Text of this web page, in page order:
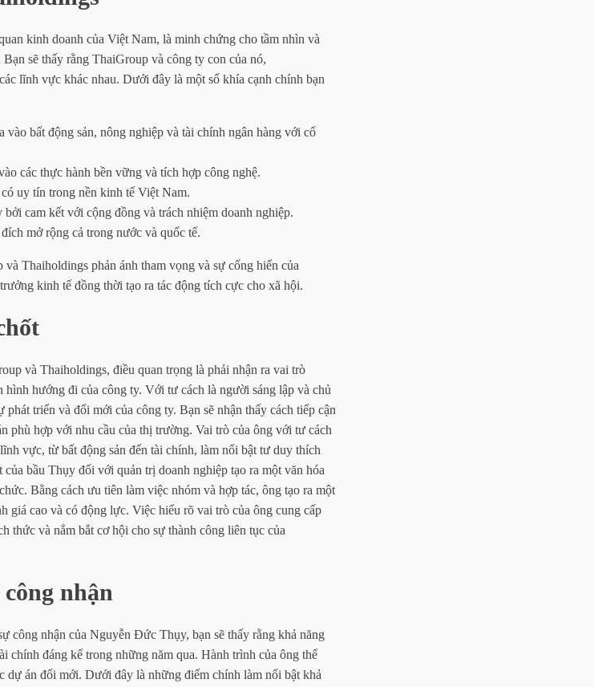
kinh doanh của Việt Nam, là minh chứng cho tầm nhìn và
sẽ thấy rằng ThaiGroup và công ty con của nó,
lĩnh vực khác nhau. Dưới đây là một số khía cạnh chính bạn
vào bất động sản, nông nghiệp và tài chính ngân hàng với cổ
các thực hành bền vững và tích hợp công nghệ.
uy tín trong nền kinh tế Việt Nam.
cam kết với cộng đồng và trách nhiệm doanh nghiệp.
mở rộng cả trong nước và quốc tế.
Thaiholdings phản ánh tham vọng và sự cống hiến của
kinh tế đồng thời tạo ra tác động tích cực cho xã hội.
và Thaiholdings, điều quan trọng là phải nhận ra vai trò
hướng đi của công ty. Với tư cách là người sáng lập và chủ
triển và đổi mới của công ty. Bạn sẽ nhận thấy cách tiếp cận
phù hợp với nhu cầu của thị trường. Vai trò của ông với tư cách
vực, từ bất động sản đến tài chính, làm nổi bật tư duy thích
bầu Thụy đối với quản trị doanh nghiệp tạo ra một văn hóa
Bằng cách ưu tiên làm việc nhóm và hợp tác, ông tạo ra một
giá cao và có động lực. Việc hiểu rõ vai trò của ông cung cấp
thức và nắm bắt cơ hội cho sự thành công liên tục của
nhận
công nhận của Nguyễn Đức Thụy, bạn sẽ thấy rằng khả năng
chính đáng kể trong những năm qua. Hành trình của ông thể
dự án đổi mới. Dưới đây là những điểm chính làm nổi bật khả